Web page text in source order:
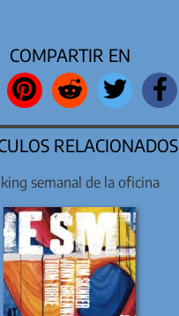
COMPARTIR EN
RELACIONADOS
semanal de la oficina